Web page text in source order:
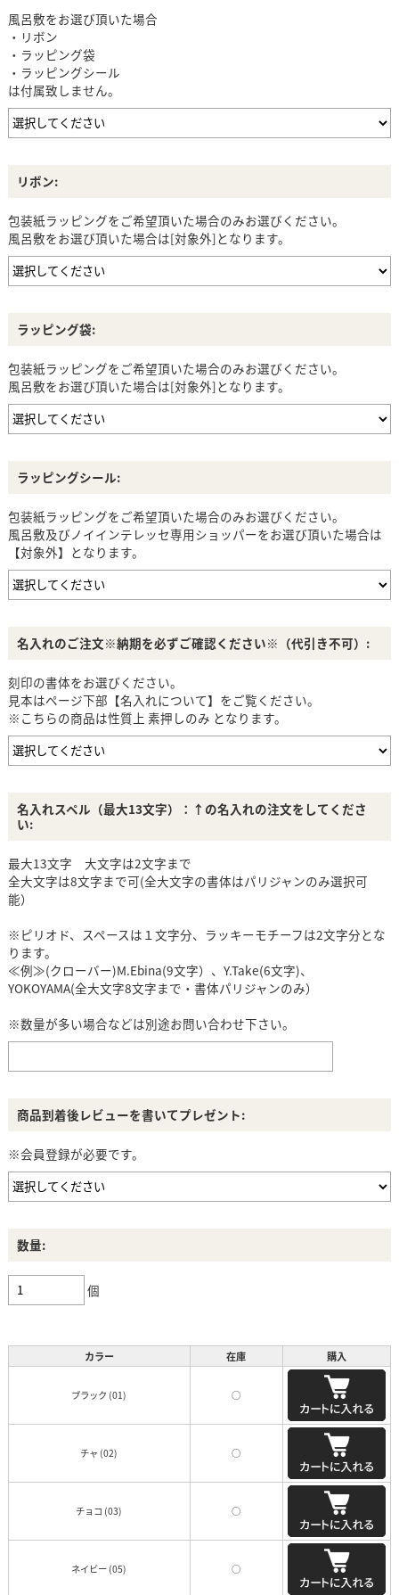
風呂敷をお選び頂いた場合
・リボン
・ラッピング袋
・ラッピングシール
は付属致しません。
リボン:
包装紙ラッピングをご希望頂いた場合のみお選びください。
風呂敷をお選び頂いた場合は[対象外]となります。
ラッピング袋:
包装紙ラッピングをご希望頂いた場合のみお選びください。
風呂敷をお選び頂いた場合は[対象外]となります。
ラッピングシール:
包装紙ラッピングをご希望頂いた場合のみお選びください。
風呂敷及びノイインテレッセ専用ショッパーをお選び頂いた場合は
【対象外】となります。
名入れのご注文※納期を必ずご確認ください※（代引き不可）:
刻印の書体をお選びください。
見本はページ下部【名入れについて】をご覧ください。
※こちらの商品は性質上 素押しのみ となります。
名入れスペル（最大13文字）：↑の名入れの注文をしてくださ
い:
最大13文字 大文字は2文字まで
全大文字は8文字まで可(全大文字の書体はパリジャンのみ選択可
能）
※ピリオド、スペースは１文字分、ラッキーモチーフは2文字分とな
ります。
≪例≫(クローバー)M.Ebina(9文字）、Y.Take(6文字)、
YOKOYAMA(全大文字8文字まで・書体パリジャンのみ）
※数量が多い場合などは別途お問い合わせ下さい。
商品到着後レビューを書いてプレゼント:
※会員登録が必要です。
数量:
個
カラー 在庫 購入
ブラック (01) ○
チャ (02) ○
チョコ (03) ○
ネイビー (05) ○